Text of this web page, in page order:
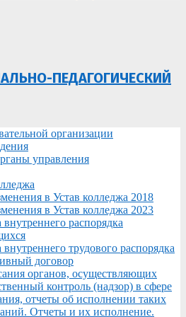
ПЕДАГОГИЧЕСКИЙ
организации
управления
в Устав колледжа 2018
в Устав колледжа 2023
распорядка
трудового распорядка
договор
органов, осуществляющих
контроль (надзор) в сфере
отчеты об исполнении таких
Отчеты и их исполнение.